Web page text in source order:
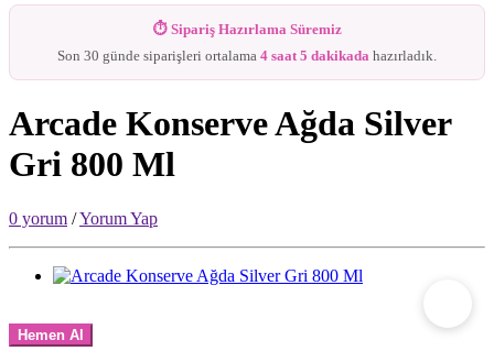
⏱ Sipariş Hazırlama Süremiz
Son 30 günde siparişleri ortalama 4 saat 5 dakikada hazırladık.
Arcade Konserve Ağda Silver
Gri 800 Ml
0 yorum /Yorum Yap
Hemen Al